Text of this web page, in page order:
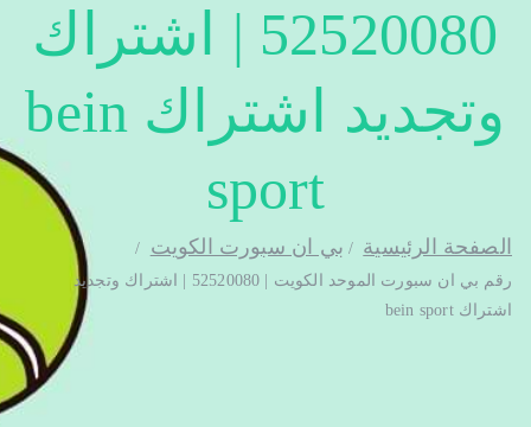
52520080 | اشتراك
وتجديد اشتراك bein
sport
الصفحة الرئيسية بي ان سبورت الكويت
رقم بي ان سبورت الموحد الكويت | 52520080 | اشتراك وتجديد
اشتراك bein sport